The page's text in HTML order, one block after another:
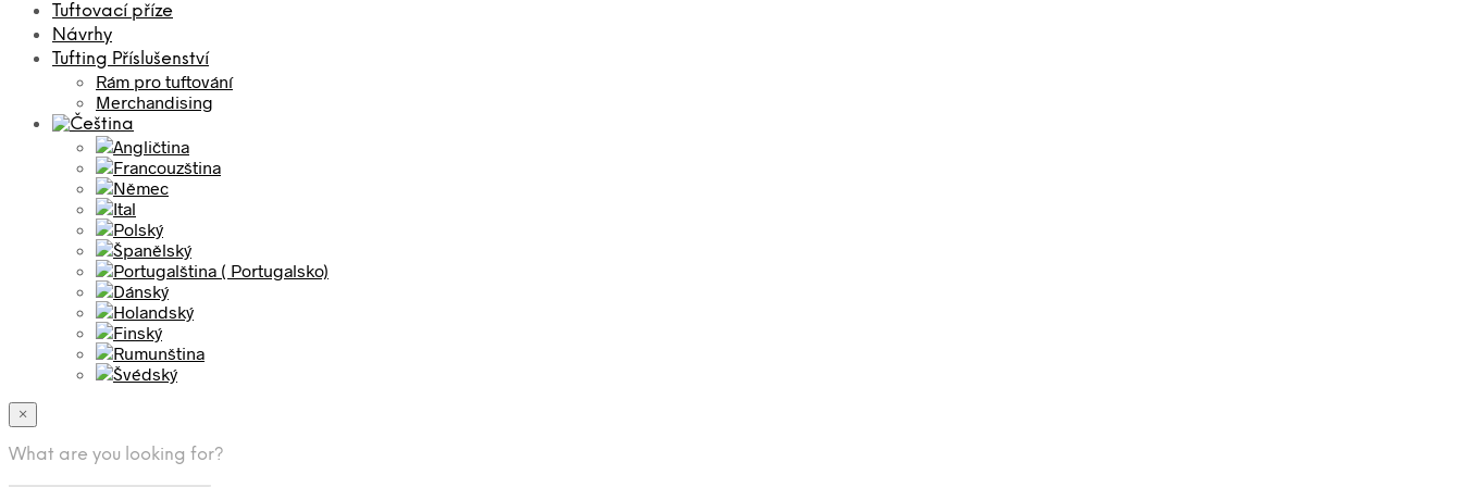
Tuftovací příze
Návrhy
Tufting Příslušenství
Rám pro tuftování
Merchandising
×
What are you looking for?